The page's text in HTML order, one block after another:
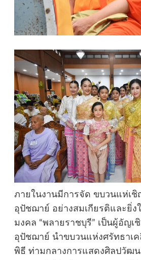
ภายในงานมีการจัด ขบวนแห่เชิ
อุปัชฌาย์ อย่างสมเกียรติและยิ่ง
มงคล “พลายราชบุรี” เป็นผู้อัญเ
อุปัชฌาย์ นำขบวนแห่งศรัทธาเ
พิธี ท่ามกลางการแสดงศิลปวัฒ